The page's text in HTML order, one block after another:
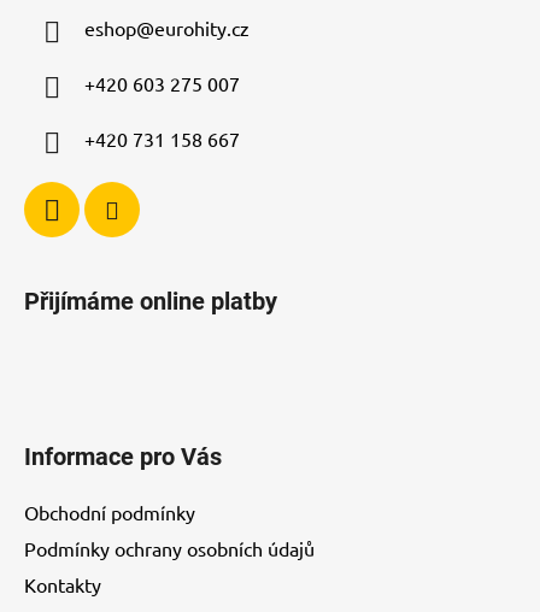
eshop@eurohity.cz
+420 603 275 007
+420 731 158 667
Přijímáme online platby
Informace pro Vás
Obchodní podmínky
Podmínky ochrany osobních údajů
Kontakty